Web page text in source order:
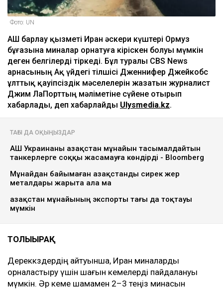
Фото: UN
АҚШ барлау қызметі Иран әскери күштері Ормуз
бұғазына миналар орнатуға кіріскен болуы мүмкін
деген белгілерді тіркеді. Бұл туралы CBS News
арнасының Ақ үйдегі тілшісі Дженнифер Джейкобс
ұлттық қауіпсіздік мәселелерін жазатын журналист
Джим ЛаПорттың мәліметіне сүйене отырып
хабарлады, деп хабарлайды Ulysmedia.kz.
ТАҒЫ ДА ОҚЫҢЫЗДАР
АҚШ Украинаны Қазақстан мұнайын тасымалдайтын
танкерлерге соққы жасамауға көндірді - Bloomberg
Мұнайдан байымаған Қазақстанды сирек жер
металдары жарыта ала ма
Қазақстан мұнайының экспорты тағы да тоқтауы
мүмкін
ТОЛЫҒЫРАҚ
Дереккөздердің айтуынша, Иран миналарды
орналастыру үшін шағын кемелерді пайдалануы
мүмкін. Әр кеме шамамен 2–3 теңіз минасын